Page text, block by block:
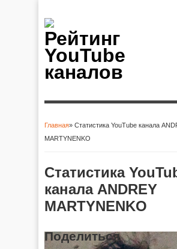
Рейтинг
YouTube
каналов
Вы здесь
Главная» Статистика YouTube канала
MARTYNENKO
Статистика
канала ANDREY
MARTYNENKO
Поделиться